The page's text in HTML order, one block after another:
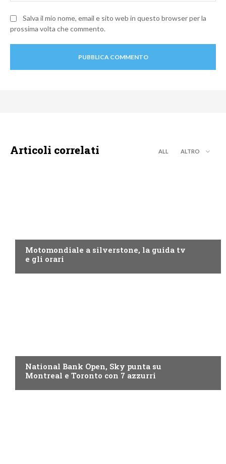
Salva il mio nome, email e sito web in questo browser per la
prossima volta che commento.
Articoli correlati ALL ALTRO
Motomondiale a silverstone, la guida tv
e gli orari
National Bank Open, Sky punta su
Montreal e Toronto con 7 azzurri